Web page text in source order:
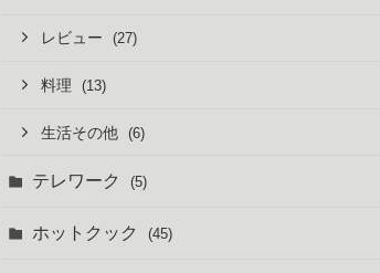
レビュー (27)
料理 (13)
生活その他 (6)
テレワーク (5)
ホットクック (45)